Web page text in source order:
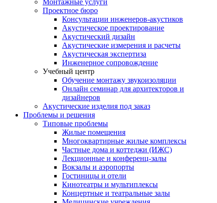
Монтажные услуги
Проектное бюро
Консультации инженеров-акустиков
Акустическое проектирование
Акустический дизайн
Акустические измерения и расчеты
Акустическая экспертиза
Инженерное сопровождение
Учебный центр
Обучение монтажу звукоизоляции
Онлайн семинар для архитекторов и
дизайнеров
Акустические изделия под заказ
Проблемы и решения
Типовые проблемы
Жилые помещения
Многоквартирные жилые комплексы
Частные дома и коттеджи (ИЖС)
Лекционные и конференц-залы
Вокзалы и аэропорты
Гостиницы и отели
Кинотеатры и мультиплексы
Концертные и театральные залы